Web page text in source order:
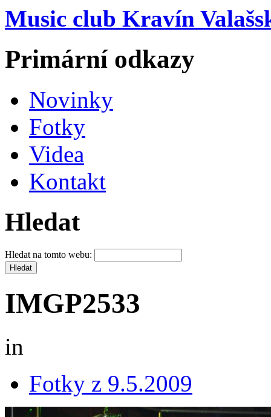
Music club Kravín
Primární odkazy
Novinky
Fotky
Videa
Kontakt
Hledat
Hledat na tomto webu:
IMGP2533
in
Fotky z 9.5.2009